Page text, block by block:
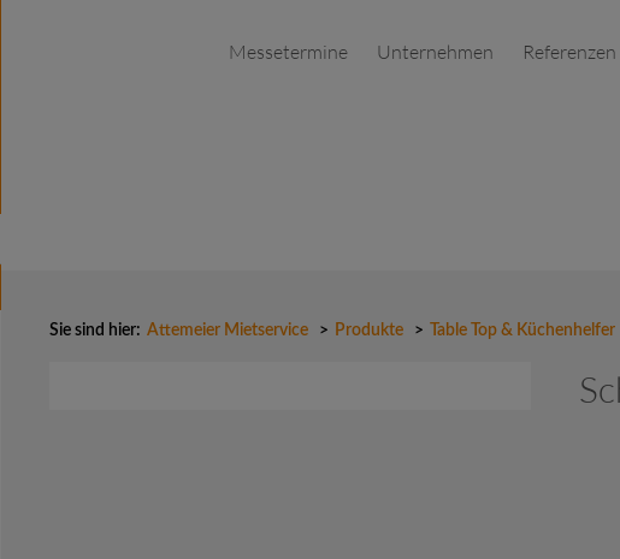
Messetermine Unternehmen Referenzen
Sie sind hier: Attemeier Mietservice > Produkte > Table Top & Küchenhelfer